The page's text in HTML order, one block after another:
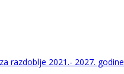
razdoblje 2021.- 2027. godine